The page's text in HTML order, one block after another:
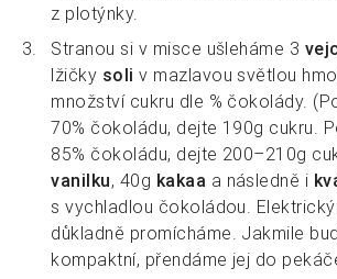
z plotýnky.
Stranou si v misce ušleháme 3
lžičky soli v mazlavou světlou
množství cukru dle % čokolády.
70% čokoládu, dejte 190g cukru.
85% čokoládu, dejte 200–210g
vanilku, 40g kakaa a následně i
s vychladlou čokoládou.
důkladně promícháme. Jakmile
kompaktní, přendáme jej do